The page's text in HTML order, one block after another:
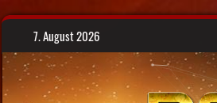
Skip
content
7. August 2026